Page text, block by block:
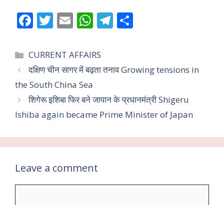
F
e
b
o
o
k
T
itt
er
E
ai
l
W
at
s
p
p
T
gr
m
e
Categories
CURRENT AFFAIRS
दक्षिण चीन सागर में बढ़ता तनाव Growing tensions in
the South China Sea
शिगेरू इशिबा फिर बने जापान के प्रधानमंत्री Shigeru
Ishiba again became Prime Minister of Japan
Leave a comment